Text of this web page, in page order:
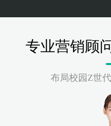
专业营销顾
布局校园Z世